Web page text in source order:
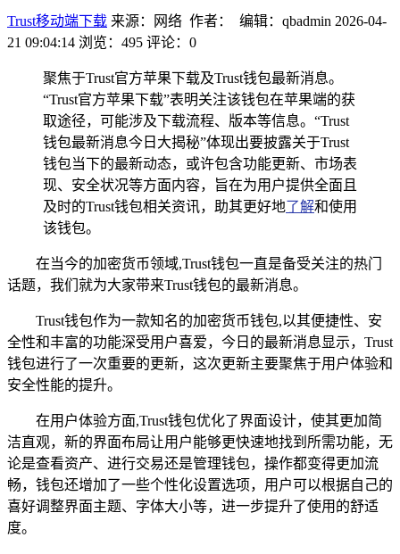
Trust移动端下载 来源：网络 作者： 编辑：qbadmin 2026-04-
21 09:04:14 浏览：495 评论：0
聚焦于Trust官方苹果下载及Trust钱包最新消息。
“Trust官方苹果下载”表明关注该钱包在苹果端的获
取途径，可能涉及下载流程、版本等信息。“Trust
钱包最新消息今日大揭秘”体现出要披露关于Trust
钱包当下的最新动态，或许包含功能更新、市场表
现、安全状况等方面内容，旨在为用户提供全面且
及时的Trust钱包相关资讯，助其更好地了解和使用
该钱包。
在当今的加密货币领域,Trust钱包一直是备受关注的热门
话题，我们就为大家带来Trust钱包的最新消息。
Trust钱包作为一款知名的加密货币钱包,以其便捷性、安
全性和丰富的功能深受用户喜爱，今日的最新消息显示，Trust
钱包进行了一次重要的更新，这次更新主要聚焦于用户体验和
安全性能的提升。
在用户体验方面,Trust钱包优化了界面设计，使其更加简
洁直观，新的界面布局让用户能够更快速地找到所需功能，无
论是查看资产、进行交易还是管理钱包，操作都变得更加流
畅，钱包还增加了一些个性化设置选项，用户可以根据自己的
喜好调整界面主题、字体大小等，进一步提升了使用的舒适
度。